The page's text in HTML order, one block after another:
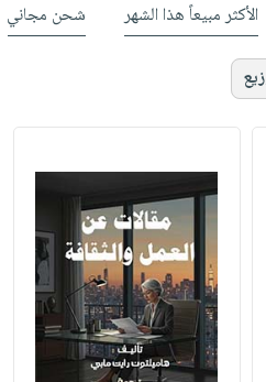
الأكثر مبيعاً هذا الشهر شحن مجاني